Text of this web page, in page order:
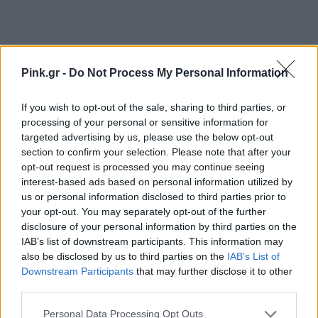
Pink.gr - Do Not Process My Personal Information
If you wish to opt-out of the sale, sharing to third parties, or
processing of your personal or sensitive information for
targeted advertising by us, please use the below opt-out
section to confirm your selection. Please note that after your
opt-out request is processed you may continue seeing
interest-based ads based on personal information utilized by
us or personal information disclosed to third parties prior to
your opt-out. You may separately opt-out of the further
disclosure of your personal information by third parties on the
IAB’s list of downstream participants. This information may
also be disclosed by us to third parties on the IAB’s List of
Downstream Participants that may further disclose it to other
Personal Data Processing Opt Outs
Ακολουθήστε το Pink.gr στο Google News
και
μάθετε πρώτοιτα πιο hot νέα .
Ακολουθήστε το Pink.gr και στοInstagram
Διαβάστε Ακόμη
ΡΕΠΟΡΤΑΖ ΠΡΙΝ 414 ΕΒΔΟΜΆΔΕΣ
Η βιομηχανία του γάμου στην
Ελλάδα σήμερα
Πόσο κοστίζει ένας γάμος, τι
περιλαμβάνει, τι χρειάζεται να